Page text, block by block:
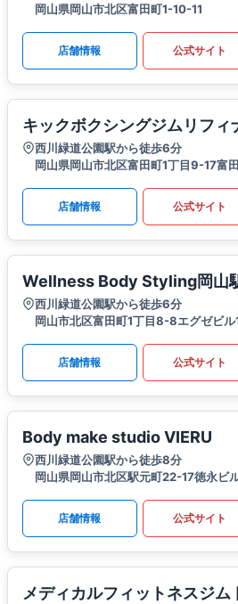
岡山県岡山市北区富田町1-10-11
店舗情報 公式サイト
キックボクシングジムリフィ
西川緑道公園駅から徒歩6分
岡山県岡山市北区富田町1丁目9-17富
店舗情報 公式サイト
Wellness Body Styling岡山
西川緑道公園駅から徒歩6分
岡山市北区富田町1丁目8-8エグゼビル
店舗情報 公式サイト
Body make studio VIERU
西川緑道公園駅から徒歩8分
岡山県岡山市北区駅元町22-17徳永ビ
店舗情報 公式サイト
メディカルフィットネスジム